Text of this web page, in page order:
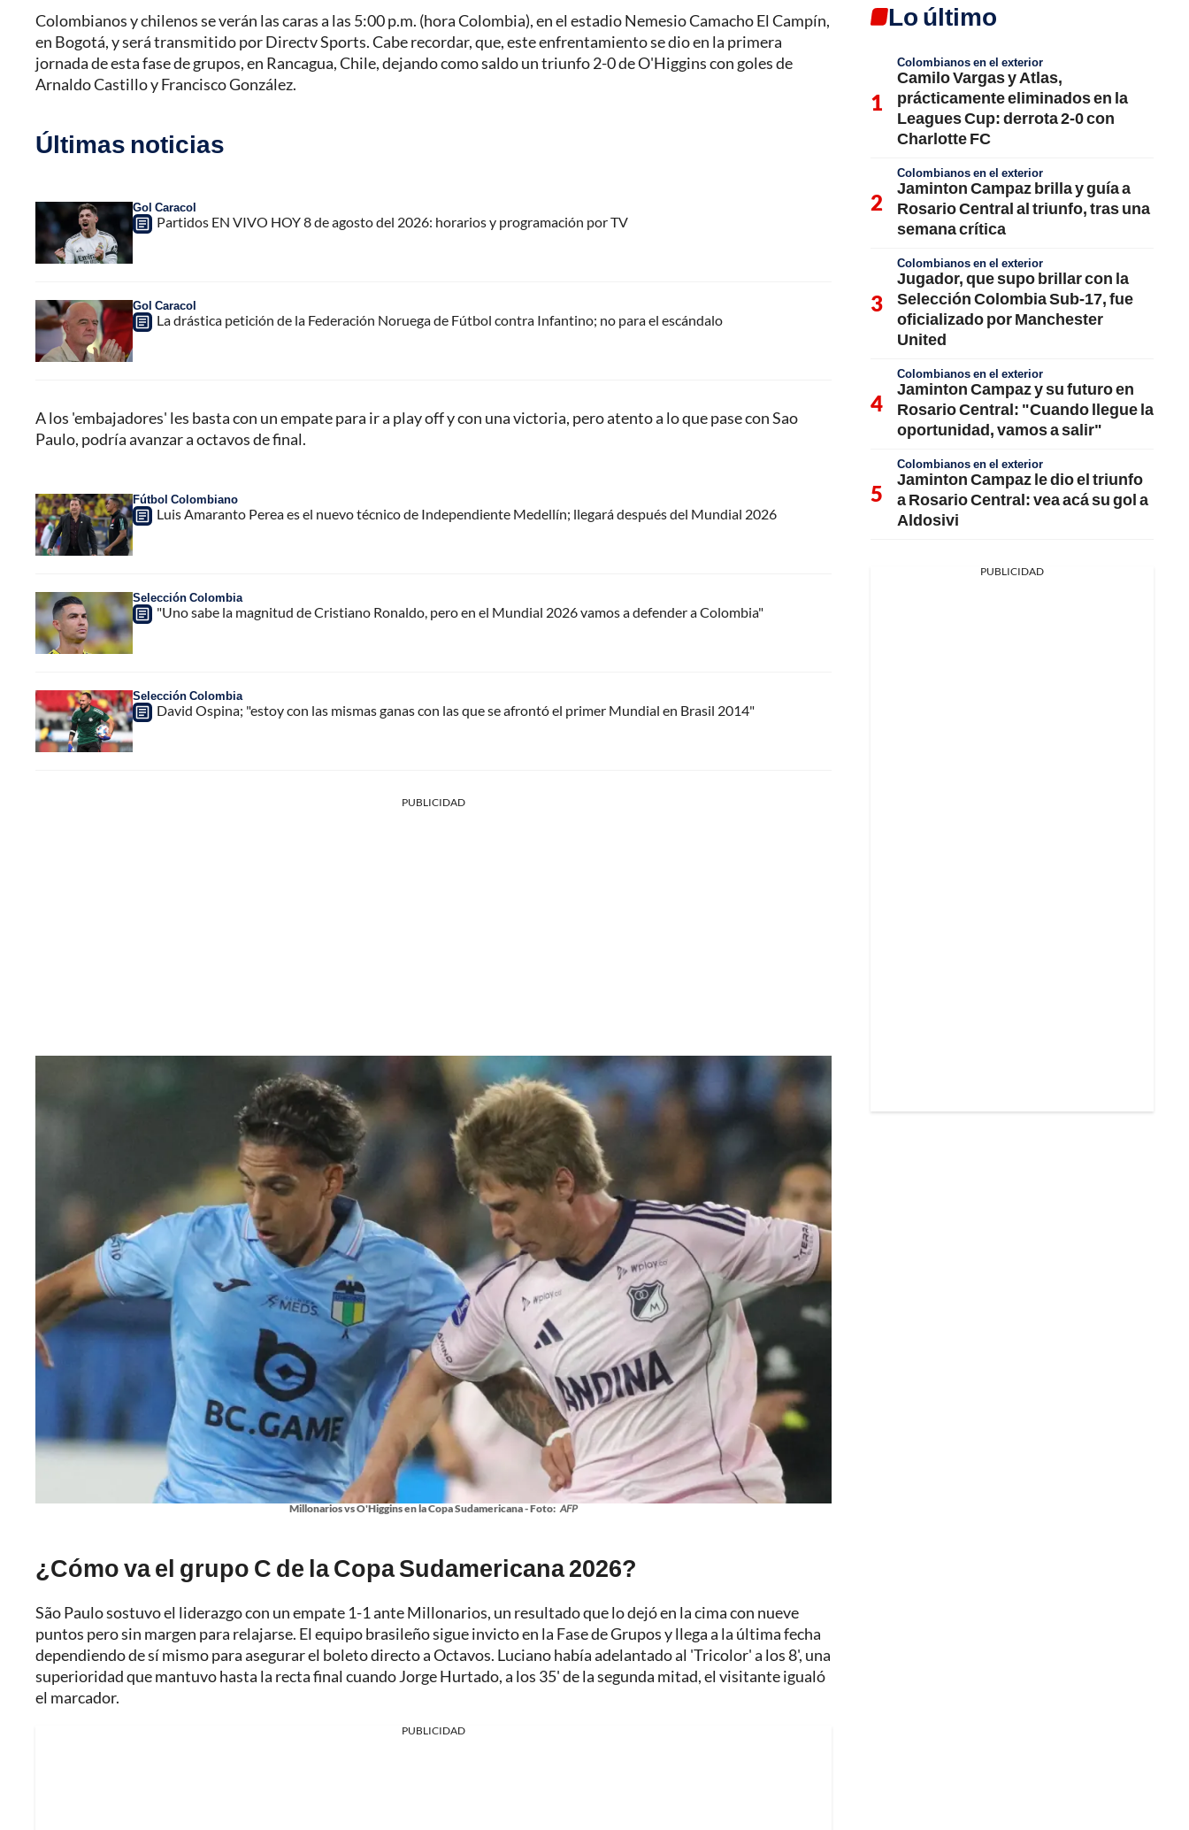
Colombianos y chilenos se verán las caras a las 5:00 p.m. (hora Colombia), en el estadio Nemesio Camacho El Campín,
en Bogotá, y será transmitido por Directv Sports. Cabe recordar, que, este enfrentamiento se dio en la primera
jornada de esta fase de grupos, en Rancagua, Chile, dejando como saldo un triunfo 2-0 de O'Higgins con goles de
Arnaldo Castillo y Francisco González.
Últimas noticias
Gol Caracol
Partidos EN VIVO HOY 8 de agosto del 2026: horarios y programación por TV
Gol Caracol
La drástica petición de la Federación Noruega de Fútbol contra Infantino; no para el escándalo
A los 'embajadores' les basta con un empate para ir a play off y con una victoria, pero atento a lo que pase con Sao
Paulo, podría avanzar a octavos de final.
Fútbol Colombiano
Luis Amaranto Perea es el nuevo técnico de Independiente Medellín; llegará después del Mundial 2026
Selección Colombia
"Uno sabe la magnitud de Cristiano Ronaldo, pero en el Mundial 2026 vamos a defender a Colombia"
Selección Colombia
David Ospina; "estoy con las mismas ganas con las que se afrontó el primer Mundial en Brasil 2014"
PUBLICIDAD
Millonarios vs O'Higgins en la Copa Sudamericana - Foto: AFP
¿Cómo va el grupo C de la Copa Sudamericana 2026?
São Paulo sostuvo el liderazgo con un empate 1-1 ante Millonarios, un resultado que lo dejó en la cima con nueve
puntos pero sin margen para relajarse. El equipo brasileño sigue invicto en la Fase de Grupos y llega a la última fecha
dependiendo de sí mismo para asegurar el boleto directo a Octavos. Luciano había adelantado al 'Tricolor' a los 8', una
superioridad que mantuvo hasta la recta final cuando Jorge Hurtado, a los 35' de la segunda mitad, el visitante igualó
el marcador.
PUBLICIDAD
Lo último
Colombianos en el exterior
Camilo Vargas y Atlas,
prácticamente eliminados en la
Leagues Cup: derrota 2-0 con
Charlotte FC
Colombianos en el exterior
Jaminton Campaz brilla y guía a
Rosario Central al triunfo, tras una
semana crítica
Colombianos en el exterior
Jugador, que supo brillar con la
Selección Colombia Sub-17, fue
oficializado por Manchester
United
Colombianos en el exterior
Jaminton Campaz y su futuro en
Rosario Central: "Cuando llegue la
oportunidad, vamos a salir"
Colombianos en el exterior
Jaminton Campaz le dio el triunfo
a Rosario Central: vea acá su gol a
Aldosivi
PUBLICIDAD